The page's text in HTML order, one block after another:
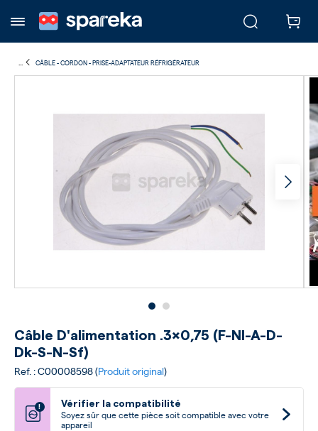
CÂBLE - CORDON - PRISE-ADAPTATEUR RÉFRIGÉRATEUR
Câble D'alimentation .3x0,75 (f-Nl-A-D-
Dk-S-N-Sf)
Ref. : C00008598 (Produit original)
! Vérifier la compatibilité
Soyez sûr que cette pièce soit compatible avec votre
appareil